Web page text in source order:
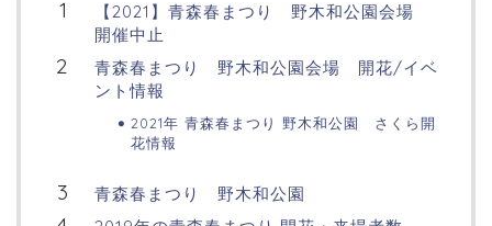
【2021】青森春まつり 野木和公園会場
開催中止
青森春まつり 野木和公園会場 開花/イベ
ント情報
2021年 青森春まつり 野木和公園 さくら開
花情報
青森春まつり 野木和公園